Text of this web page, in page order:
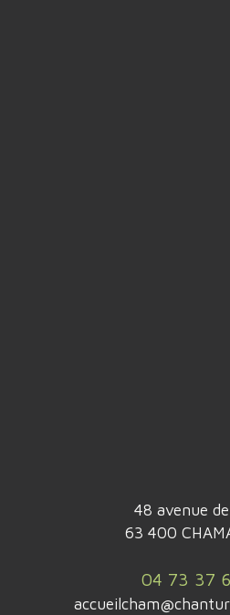
48 avenue
63 400
04 73 37